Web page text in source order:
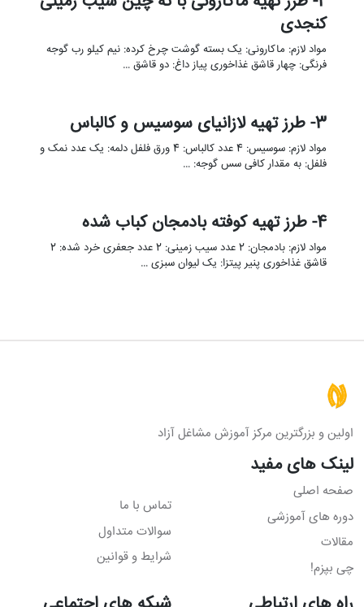
کنجدی
مواد لازم: ماکارونی: یک بسته گوشت چرخ کرده: نیم کیلو رب گوجه
فرنگی: چهار قاشق غذاخوری پیاز داغ: دو قاشق …
3- طرز تهیه لازانیای سوسیس و کالباس
مواد لازم: سوسیس: 4 عدد کالباس: 4 ورق فلفل دلمه: یک عدد نمک و
فلفل: به مقدار کافی سس گوجه: …
4- طرز تهیه کوفته بادمجان کباب شده
مواد لازم: بادمجان: 2 عدد سیب زمینی: 2 عدد جعفری خرد شده: 2
قاشق غذاخوری پنیر پیتزا: یک لیوان سبزی …
اولین و بزرگترین مرکز آموزش مشاغل آزاد
لینک های مفید
صفحه اصلی
دوره های آموزشی
مقالات
چی بپزم!
تماس با ما
سوالات متداول
شرایط و قوانین